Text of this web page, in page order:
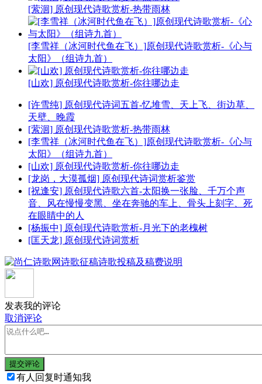
[萦洄] 原创现代诗歌赏析-热带雨林
[李雪祥（冰河时代鱼在飞）]原创现代诗歌赏析-《心与
太阳》（组诗九首）
[山欢] 原创现代诗歌赏析-你往哪边走
[许雪纯] 原创现代诗词五首-忆堆雪、天上飞、街边草、
天壁、晚霞
[萦洄] 原创现代诗歌赏析-热带雨林
[李雪祥（冰河时代鱼在飞）]原创现代诗歌赏析-《心与
太阳》（组诗九首）
[山欢] 原创现代诗歌赏析-你往哪边走
[龙岗，大漠孤烟] 原创现代诗词赏析鉴赏
[祝逢安] 原创现代诗歌六首-太阳换一张脸、千万个声
音、风在慢慢变黑、坐在奔驰的车上、骨头上刻字、死
在眼睛中的人
[杨振中] 原创现代诗歌赏析-月光下的老槐树
[匡天龙] 原创现代诗词赏析
发表我的评论
取消评论
提交评论
有人回复时通知我